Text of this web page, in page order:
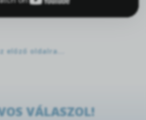
előző oldalra...
VÁLASZOL!